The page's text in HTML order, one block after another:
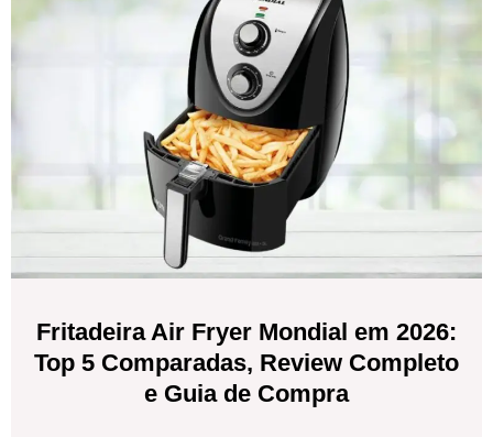
Fritadeira Air Fryer Mondial em 2026:
Top 5 Comparadas, Review Completo
e Guia de Compra